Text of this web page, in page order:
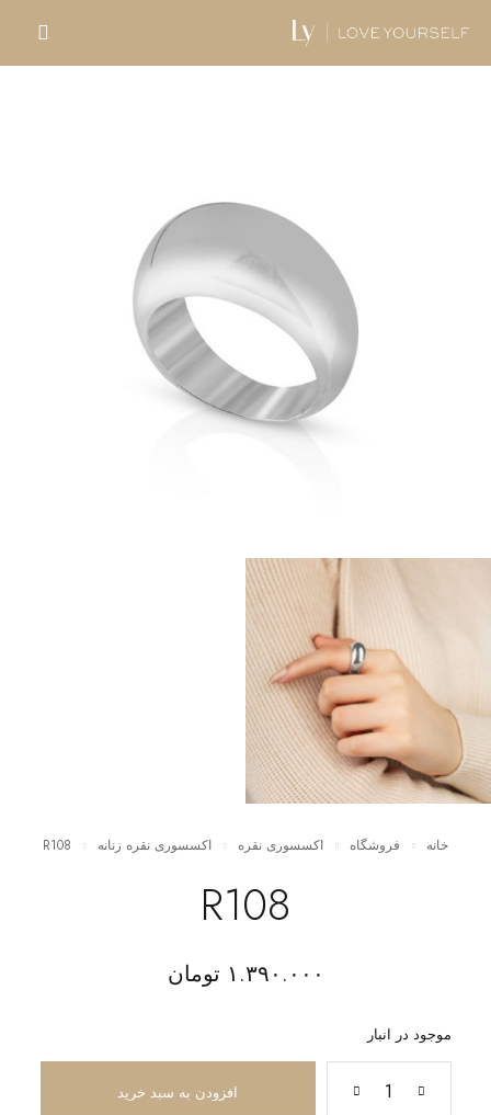
خانه فروشگاه اکسسوری نقره اکسسوری نقره زنانه R108
R108
۱.۳۹۰.۰۰۰ تومان
موجود در انبار
افزودن به سبد خرید